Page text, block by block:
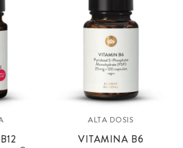
ALTA DOSIS
VITAMINA B6